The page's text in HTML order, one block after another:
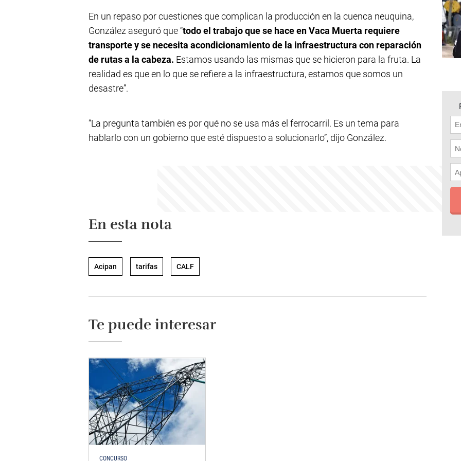
En un repaso por cuestiones que complican la producción en la cuenca neuquina,
González aseguró que “todo el trabajo que se hace en Vaca Muerta requiere
transporte y se necesita acondicionamiento de la infraestructura con reparación
de rutas a la cabeza. Estamos usando las mismas que se hicieron para la fruta. La
realidad es que en lo que se refiere a la infraestructura, estamos que somos un
desastre”.
“La pregunta también es por qué no se usa más el ferrocarril. Es un tema para
hablarlo con un gobierno que esté dispuesto a solucionarlo”, dijo González.
En esta nota
Acipan tarifas CALF
Te puede interesar
CONCURSO